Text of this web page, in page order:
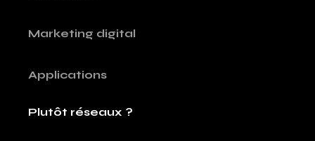
Marketing digital
Applications
Plutôt réseaux ?